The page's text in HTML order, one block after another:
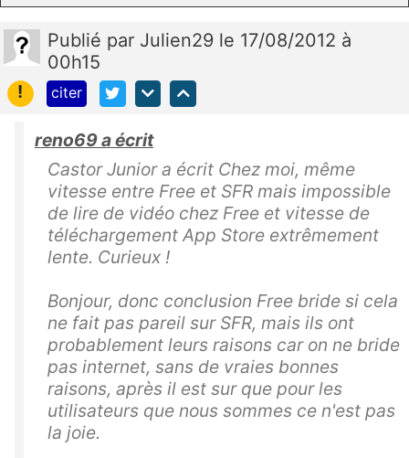
Publié par Julien29 le 17/08/2012 à
00h15
!
citer
reno69 a écrit
Castor Junior a écrit Chez moi, même
vitesse entre Free et SFR mais impossible
de lire de vidéo chez Free et vitesse de
téléchargement App Store extrêmement
lente. Curieux !
Bonjour, donc conclusion Free bride si cela
ne fait pas pareil sur SFR, mais ils ont
probablement leurs raisons car on ne bride
pas internet, sans de vraies bonnes
raisons, après il est sur que pour les
utilisateurs que nous sommes ce n'est pas
la joie.